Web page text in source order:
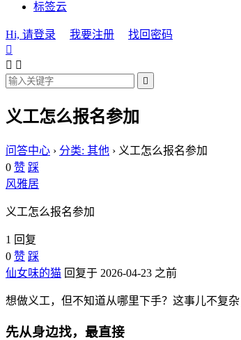
标签云
Hi, 请登录 我要注册
找回密码

 

义工怎么报名参加
问答中心 › 分类: 其他 › 义工怎么报名参加
0 赞 踩
风雅居
义工怎么报名参加
1 回复
0 赞 踩
仙女味的猫 回复于 2026-04-23 之前
想做义工，但不知道从哪里下手？这事儿不复
先从身边找，最直接